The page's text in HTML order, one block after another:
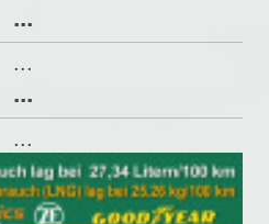
...
...
...
...